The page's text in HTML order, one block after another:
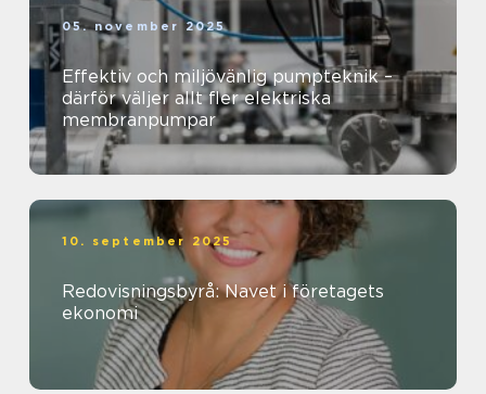
05. november 2025
Effektiv och miljövänlig pumpteknik –
därför väljer allt fler elektriska
membranpumpar
10. september 2025
Redovisningsbyrå: Navet i företagets
ekonomi